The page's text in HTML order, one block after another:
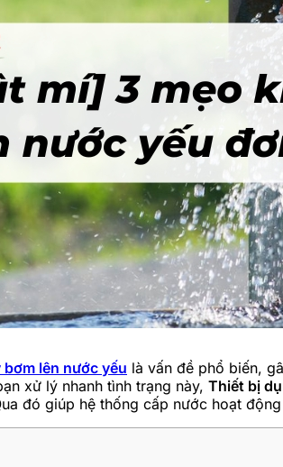
bơm lên nước yếu là vấn đề phổ biến,
xử lý nhanh tình trạng này, Thiết bị
đó giúp hệ thống cấp nước hoạt